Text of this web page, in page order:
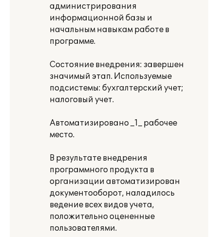
администрирования
информационной базы и
начальным навыкам работе в
программе.
Состояние внедрения: завершен
значимый этап. Используемые
подсистемы: бухгалтерский учет;
налоговый учет.
Автоматизировано _1_ рабочее
место.
В результате внедрения
программного продукта в
организации автоматизирован
документооборот, наладилось
ведение всех видов учета,
положительно оцененные
пользователями.